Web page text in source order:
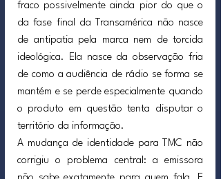
fraco possivelmente ainda pior do que o
da fase final da Transamérica não nasce
de antipatia pela marca nem de torcida
ideológica. Ela nasce da observação fria
de como a audiência de rádio se forma se
mantém e se perde especialmente quando
o produto em questão tenta disputar o
território da informação.
A mudança de identidade para TMC não
corrigiu o problema central: a emissora